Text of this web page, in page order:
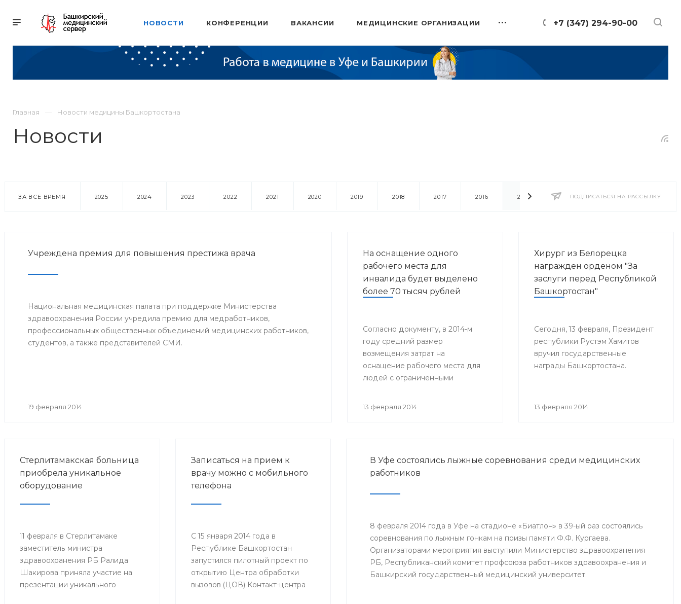
+7 (347) 294-90-00
НОВОСТИ КОНФЕРЕНЦИИ ВАКАНСИИ МЕДИЦИНСКИЕ ОРГАНИЗАЦИИ
Главная Новости медицины Башкортостана
Новости
ПОДПИСАТЬСЯ НА РАССЫЛКУ
ЗА ВСЕ ВРЕМЯ 2025 2024 2023 2022 2021 2020 2019 2018 2017 2016 2014 2013 2012 2011
Учреждена премия для повышения престижа врача
Национальная медицинская палата при поддержке Министерства
здравоохранения России учредила премию для медработников,
профессиональных общественных объединений медицинских работников,
студентов, а также представителей СМИ.
19 февраля 2014
На оснащение одного
рабочего места для
инвалида будет выделено
более 70 тысяч рублей
Согласно документу, в 2014-м
году средний размер
возмещения затрат на
оснащение рабочего места для
людей с ограниченными
составит 70,9 тысяч рублей, а в
субсидий на реализацию
дополнительных мероприятий в
13 февраля 2014
Хирург из Белорецка
награжден орденом "За
заслуги перед Республикой
Башкортостан"
Сегодня, 13 февраля, Президент
республики Рустэм Хамитов
вручил государственные
награды Башкортостана.
13 февраля 2014
Стерлитамакская больница
приобрела уникальное
оборудование
11 февраля в Стерлитамаке
заместитель министра
здравоохранения РБ Ралида
Шакирова приняла участие на
презентации уникального
Записаться на прием к
врачу можно с мобильного
телефона
С 15 января 2014 года в
Республике Башкортостан
запустился пилотный проект по
открытию Центра обработки
вызовов (ЦОВ) Контакт-центра
В Уфе состоялись лыжные соревнования среди медицинских
работников
8 февраля 2014 года в Уфе на стадионе «Биатлон» в 39-ый раз состоялись
соревнования по лыжным гонкам на призы памяти Ф.Ф. Кургаева.
Организаторами мероприятия выступили Министерство здравоохранения
РБ, Республиканский комитет профсоюза работников здравоохранения и
Башкирский государственный медицинский университет.